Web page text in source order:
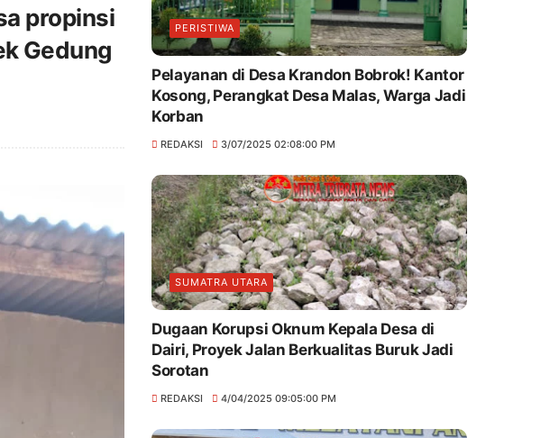
propinsi
Gedung
PERISTIWA
Pelayanan di Desa Krandon Bobrok! Kantor
Kosong, Perangkat Desa Malas, Warga Jadi
Korban
REDAKSI 3/07/2025 02:08:00 PM
SUMATRA UTARA
Dugaan Korupsi Oknum Kepala Desa di
Dairi, Proyek Jalan Berkualitas Buruk Jadi
Sorotan
REDAKSI 4/04/2025 09:05:00 PM